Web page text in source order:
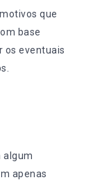
que
base
os eventuais
algum
apenas